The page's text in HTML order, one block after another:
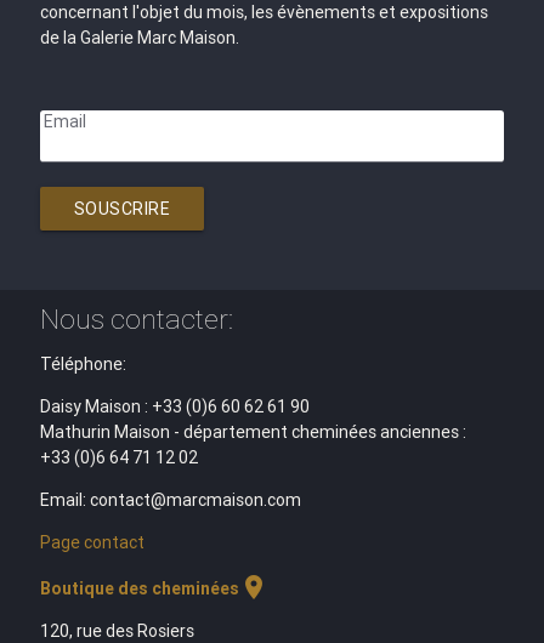
concernant l'objet du mois, les évènements et expositions
de la Galerie Marc Maison.
Email
SOUSCRIRE
Nous contacter:
Téléphone:
Daisy Maison : +33 (0)6 60 62 61 90
Mathurin Maison - département cheminées anciennes :
+33 (0)6 64 71 12 02
Email: contact@marcmaison.com
Page contact
Boutique des cheminées location_on
120, rue des Rosiers